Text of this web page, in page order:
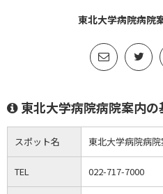
東北大学病院病院
東北大学病院病院案内
スポット名 東北大学病院病院
TEL 022-717-7000